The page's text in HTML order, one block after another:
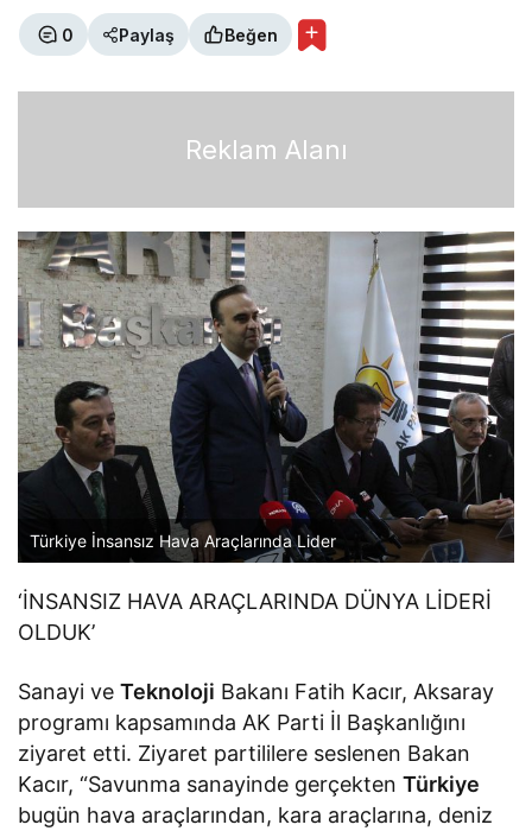
0 Paylaş Beğen
Reklam Alanı
Türkiye İnsansız Hava Araçlarında Lider
‘İNSANSIZ HAVA ARAÇLARINDA DÜNYA LİDERİ
OLDUK’
Sanayi veTeknoloji Bakanı Fatih Kacır, Aksaray
programı kapsamında AK Parti İl Başkanlığını
ziyaret etti. Ziyaret partililere seslenen Bakan
Kacır, “Savunma sanayinde gerçektenTürkiye
bugün hava araçlarından, kara araçlarına, deniz